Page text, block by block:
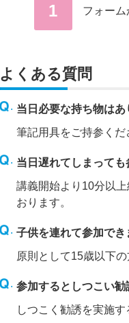
1 フォー
よくある質問
当日必要な持ち物はあ
筆記用具をご持参くだ
当日遅れてしまって
講義開始より10分以
おります。
子供を連れて参加でき
原則として15歳以下
参加するとしつこい
しつこく勧誘を実施